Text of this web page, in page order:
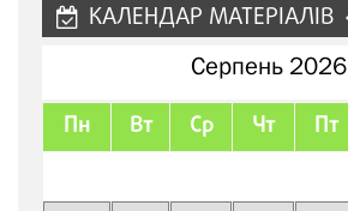
КАЛЕНДАР МАТЕРІАЛІВ
Серпень 2026
Пн Вт Ср Чт Пт